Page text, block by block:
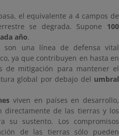
el equivalente a 4 campos de
se degrada. Supone 100
año.
son una línea de defensa vital
ya que contribuyen en hasta en
de mitigación para mantener el
global por debajo del umbral
viven en países en desarrollo,
directamente de las tierras y los
su sustento. Los compromisos
de las tierras sólo pueden